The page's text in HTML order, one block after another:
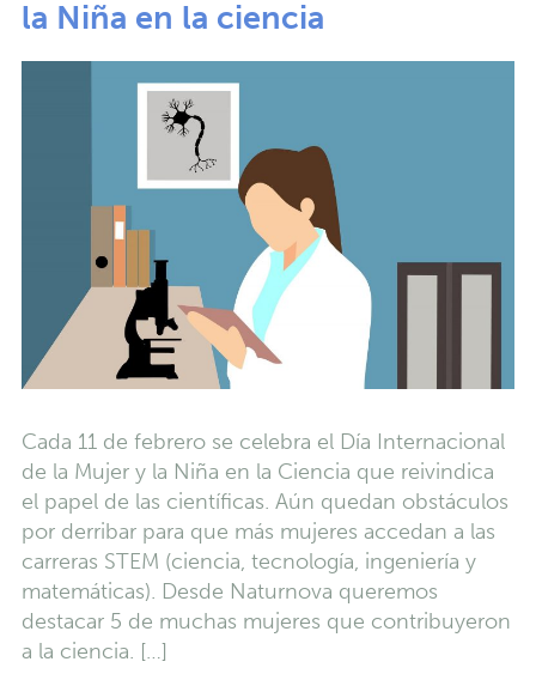
la Niña en la ciencia
Cada 11 de febrero se celebra el Día Internacional
de la Mujer y la Niña en la Ciencia que reivindica
el papel de las científicas. Aún quedan obstáculos
por derribar para que más mujeres accedan a las
carreras STEM (ciencia, tecnología, ingeniería y
matemáticas). Desde Naturnova queremos
destacar 5 de muchas mujeres que contribuyeron
a la ciencia. […]